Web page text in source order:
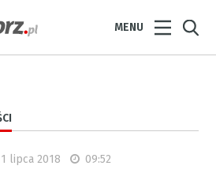
MENU
lipca 2018 09:52